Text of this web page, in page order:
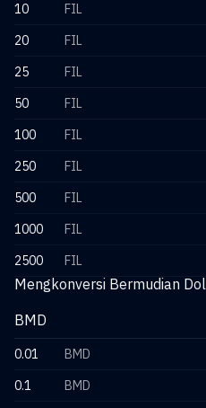
10
FIL
20
FIL
25
FIL
50
FIL
100
FIL
250
FIL
500
FIL
1000
FIL
2500
FIL
Mengkonversi Bermudian
BMD
0.01 BMD
0.1
BMD